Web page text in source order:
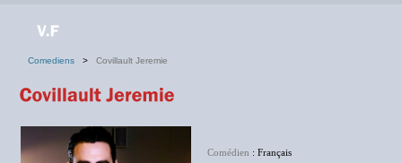
Comediens > Covillault Jeremie
Comédien : Français